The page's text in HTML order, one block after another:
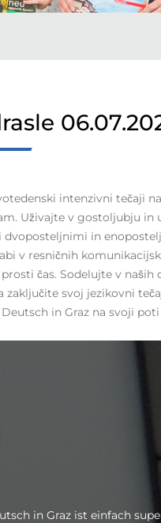
intenzivni tečaji
Uživajte v gostoljubju
in
v resničnih
čas. Sodelujte v naših
svoj jezikovni
in Graz na svoji
in Graz ist einfach